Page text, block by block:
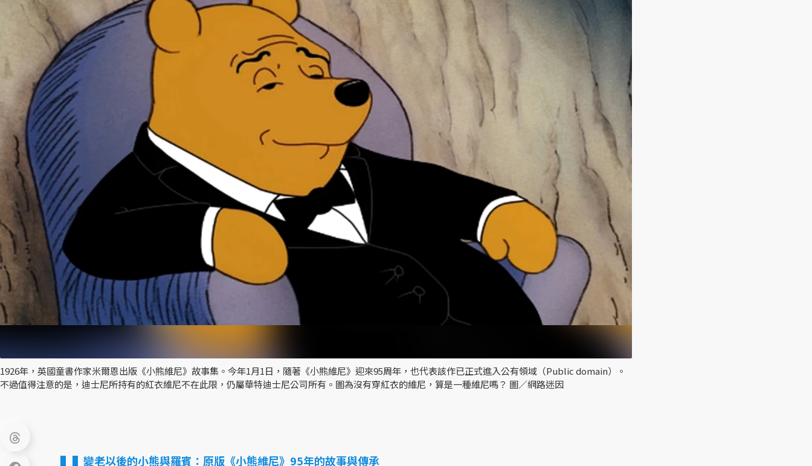
1926年，英國童書作家米爾恩出版《小熊維尼》故事集。今年1月1日，隨著《小熊維尼》迎來95周年，也代表該作已正式進入公有領域（Public domain）。
不過值得注意的是，迪士尼所持有的紅衣維尼不在此限，仍屬華特迪士尼公司所有。圖為沒有穿紅衣的維尼，算是一種維尼嗎？ 圖／網路迷因
▌變老以後的小熊與羅賓：原版《小熊維尼》95年的故事與傳承